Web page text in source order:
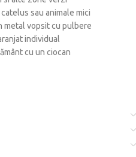
sau animale mici
metal vopsit cu pulbere
individual
cu un ciocan